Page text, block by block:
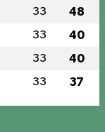
33 48
33 40
33 40
33 37